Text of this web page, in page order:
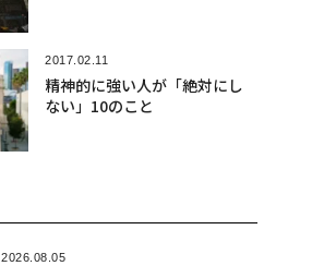
2017.02.11
精神的に強い人が「絶対にし
ない」10のこと
2026.08.05